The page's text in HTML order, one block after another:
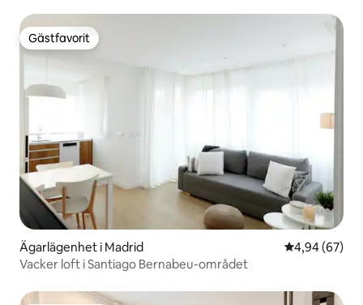
Gästfavorit
Gästfavorit
Ägarlägenhet i Madrid 4,94 av 5 i
4,94 (67)
Vacker loft i Santiago Bernabeu-området